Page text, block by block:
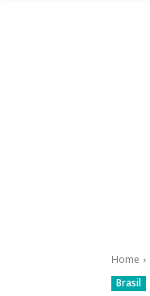
Home
Brasil